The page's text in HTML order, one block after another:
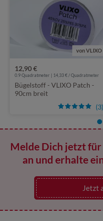
von VLIXO
(3)
12,90 €
0.9 Quadratmeter | 14,33 € / Quadratmeter
Bügelstoff - VLIXO Patch -
90cm breit
Melde Dich jetzt
an und erhalte
Jetzt